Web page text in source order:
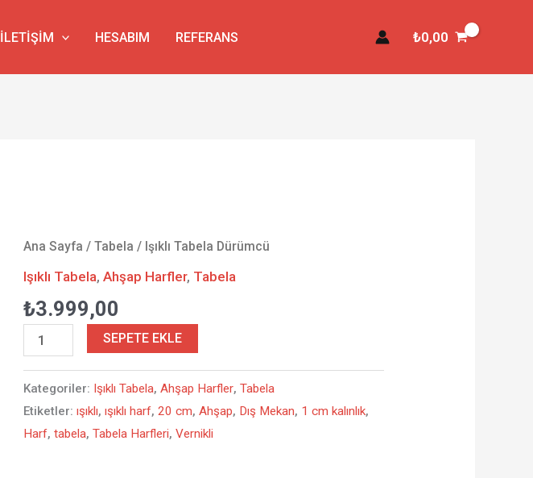
İLETIŞIM HESABIM REFERANS ₺0,00
Ana Sayfa / Tabela / Işıklı Tabela Dürümcü
Işıklı Tabela, Ahşap Harfler, Tabela
₺3.999,00
Işıklı
Tabela
adet
SEPETE EKLE
Kategoriler: Işıklı Tabela, Ahşap Harfler, Tabela
Etiketler: ışıklı, ışıklı harf, 20 cm, Ahşap, Dış Mekan, 1 cm kalınlık,
Harf, tabela, Tabela Harfleri, Vernikli